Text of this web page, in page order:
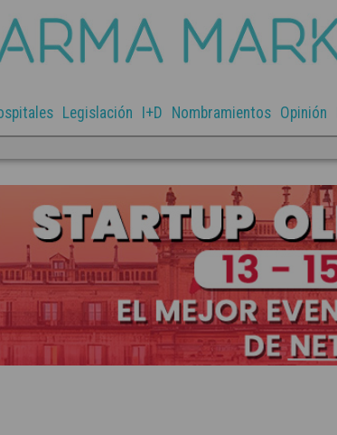
Legislación I+D Nombramientos Opinión